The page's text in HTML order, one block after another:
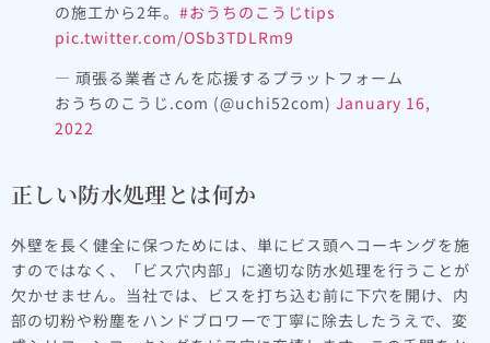
の施工から2年。 #おうちのこうじtips
pic.twitter.com/OSb3TDLRm9
— 頑張る業者さんを応援するプラットフォーム
おうちのこうじ.com (@uchi52com) January 16,
2022
正しい防水処理とは何か
外壁を長く健全に保つためには、単にビス頭へコーキングを施
すのではなく、「ビス穴内部」に適切な防水処理を行うことが
欠かせません。当社では、ビスを打ち込む前に下穴を開け、内
部の切粉や粉塵をハンドブロワーで丁寧に除去したうえで、変